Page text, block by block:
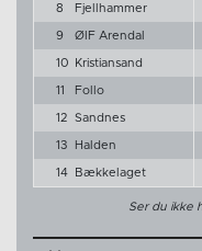
8 Fjellhammer
9 ØIF Arendal
10 Kristiansand
11 Follo
12 Sandnes
13 Halden
14 Bækkelaget
Ser du ikke